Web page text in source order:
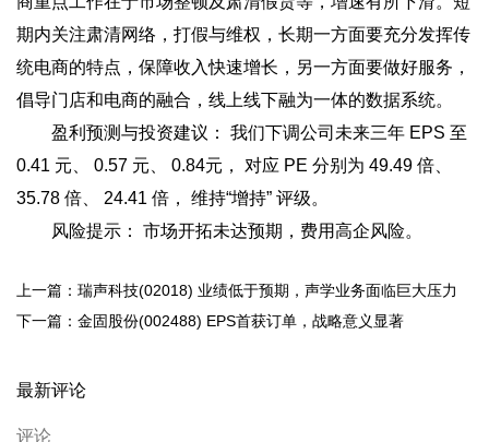
期内关注肃清网络，打假与维权，长期一方面要充分发挥传
统电商的特点，保障收入快速增长，另一方面要做好服务，
倡导门店和电商的融合，线上线下融为一体的数据系统。
盈利预测与投资建议： 我们下调公司未来三年 EPS 至
0.41 元、 0.57 元、 0.84元， 对应 PE 分别为 49.49 倍、
35.78 倍、 24.41 倍， 维持“增持” 评级。
风险提示： 市场开拓未达预期，费用高企风险。
上一篇：瑞声科技(02018) 业绩低于预期，声学业务面临巨大压力
下一篇：金固股份(002488) EPS首获订单，战略意义显著
最新评论